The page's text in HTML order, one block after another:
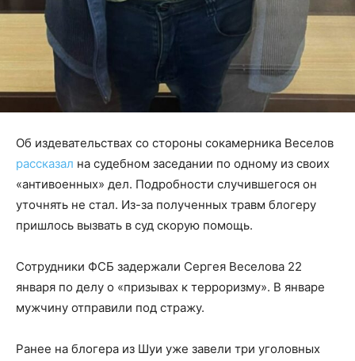
Об издевательствах со стороны сокамерника Веселов
рассказал на судебном заседании по одному из своих
«антивоенных» дел. Подробности случившегося он
уточнять не стал. Из-за полученных травм блогеру
пришлось вызвать в суд скорую помощь.
Сотрудники ФСБ задержали Сергея Веселова 22
января по делу о «призывах к терроризму». В январе
мужчину отправили под стражу.
Ранее на блогера из Шуи уже завели три уголовных